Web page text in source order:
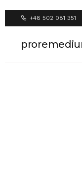
+48 502 081 351